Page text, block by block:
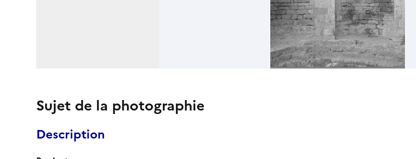
Sujet de la photographie
Description